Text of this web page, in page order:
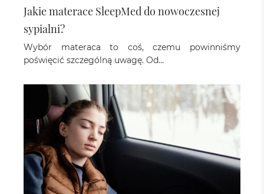
Jakie materace SleepMed do nowoczesnej
sypialni?
Wybór materaca to coś, czemu powinniśmy
poświęcić szczególną uwagę. Od…